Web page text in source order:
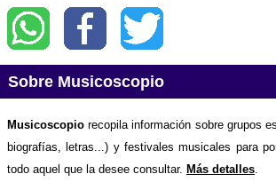
Sobre Musicoscopio
Musicoscopio recopila información sobre grupos
biografías, letras...) y festivales musicales para
todo aquel que la desee consultar. Más detalles.